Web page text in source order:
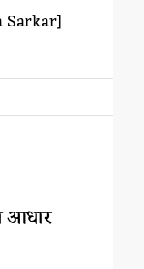
Sarkar]
आधार